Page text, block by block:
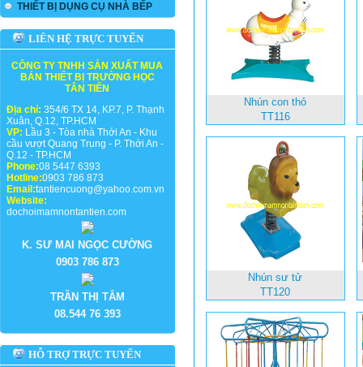
THIẾT BỊ DỤNG CỤ NHÀ BẾP
LIÊN HỆ TRỰC TUYẾN
CÔNG TY TNHH SẢN XUẤT MUA
BÁN THIẾT BỊ TRƯỜNG HỌC
TÂN TIẾN
Địa chỉ: 354/6 TX 14, KP.7, P. Thạnh
Xuân, Q.12, TP.HCM
VP: Lầu 3 - Tòa nhà Thới An - Khu
cầu vượt Quang Trung - P. Thới An -
Q.12 - TP.HCM
Phone:08 5447 6393
Hotline:0903 786 873
Email:tantiencuong@yahoo.com.vn
Website:
dochoimamnontantien.com
K. SƯ MAI NGỌC CƯỜNG
0903 786 873
TRẦN THỊ TÂM
08.544 76 393
HỖ TRỢ TRỰC TUYẾN
Nhún con thỏ
TT116
Nhún sư tử
TT120